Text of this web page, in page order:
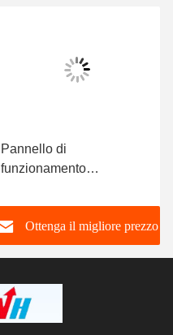
Pannello di
funzionamento
dell'automobile
residenziale
dell'ascensore, colore del
controllo dell'ascensore
Ottenga il migliore prezzo